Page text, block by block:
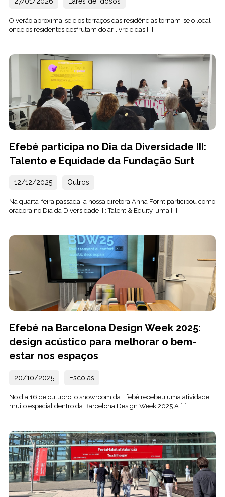
O verão aproxima-se e os terraços das residências tornam-se o local
onde os residentes desfrutam do ar livre e das […]
Efebé participa no Dia da Diversidade III:
Talento e Equidade da Fundação Surt
12/12/2025 Outros
Na quarta-feira passada, a nossa diretora Anna Fornt participou como
oradora no Dia da Diversidade III: Talent & Equity, uma […]
Efebé na Barcelona Design Week 2025:
design acústico para melhorar o bem-
estar nos espaços
20/10/2025 Escolas
No dia 16 de outubro, o showroom da Efebé recebeu uma atividade
muito especial dentro da Barcelona Design Week 2025.A […]